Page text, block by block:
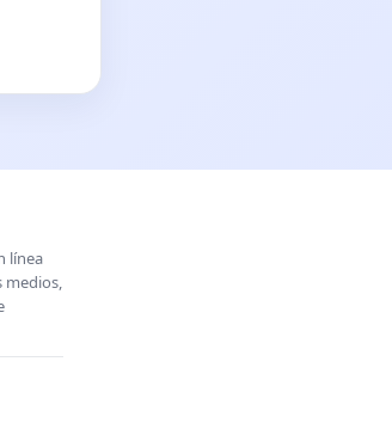
línea
medios,